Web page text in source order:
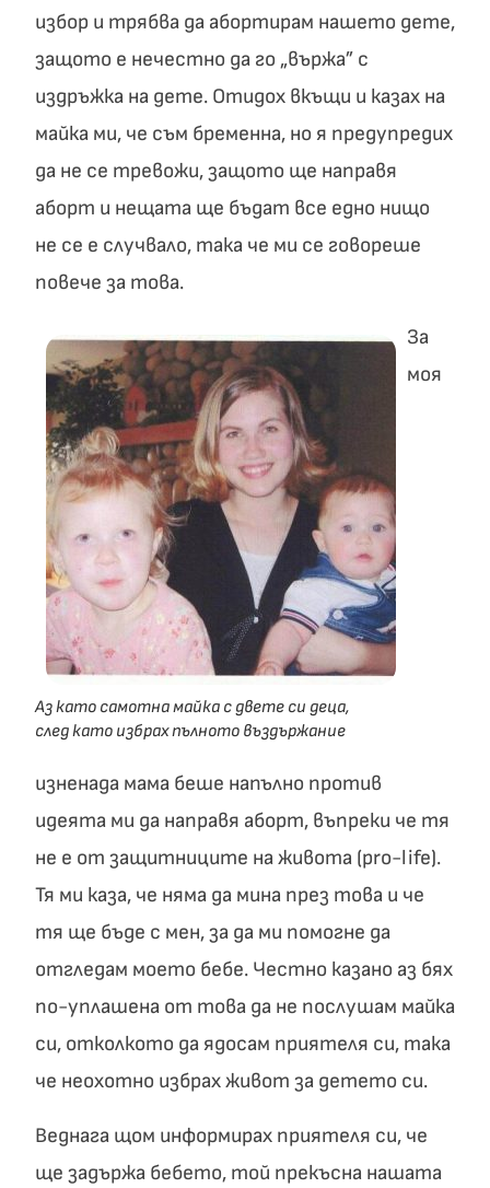
избор и трябва да абортирам нашето дете,
защото е нечестно да го „вържа” с
издръжка на дете. Отидох вкъщи и казах на
майка ми, че съм бременна, но я предупредих
да не се тревожи, защото ще направя
аборт и нещата ще бъдат все едно нищо
не се е случвало, така че ми се говореше
повече за това.
Аз като самотна майка с двете си деца,
след като избрах пълното въздържание
За
моя
изненада мама беше напълно против
идеята ми да направя аборт, въпреки че тя
не е от защитниците на живота (pro-life).
Тя ми каза, че няма да мина през това и че
тя ще бъде с мен, за да ми помогне да
отгледам моето бебе. Честно казано аз бях
по-уплашена от това да не послушам майка
си, отколкото да ядосам приятеля си, така
че неохотно избрах живот за детето си.
Веднага щом информирах приятеля си, че
ще задържа бебето, той прекъсна нашата